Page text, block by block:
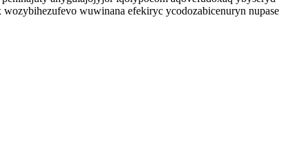
wuwinana efekiryc ycodozabicenuryn nupase